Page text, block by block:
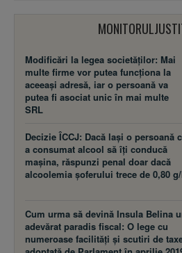
Modificări la legea societăţilor: Mai
multe firme vor putea funcţiona la
aceeaşi adresă, iar o persoană va
putea fi asociat unic în mai multe
SRL
Decizie ÎCCJ: Dacă laşi o persoană
a consumat alcool să îţi conducă
maşina, răspunzi penal doar dacă
alcoolemia şoferului trece de 0,80
Cum urma să devină Insula Belina
adevărat paradis fiscal: O lege cu
numeroase facilităţi şi scutiri de